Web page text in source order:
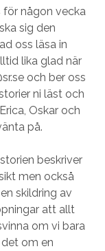
för någon vecka
sig den
oss läsa in
lika glad när
och ber oss
ni läst och
Oskar och
på.
beskriver
men också
skildring av
att allt
om vi bara
om en